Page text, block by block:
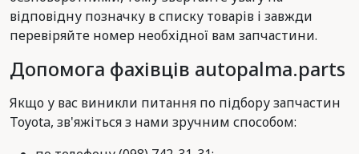
відповідну позначку в списку товарів і завжди
перевіряйте номер необхідної вам запчастини.
Допомога фахівців autopalma.parts
Якщо у вас виникли питання по підбору запчастин
Toyota, зв'яжіться з нами зручним способом: